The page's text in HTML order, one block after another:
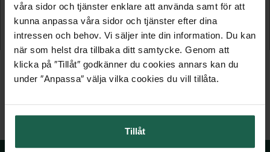
våra sidor och tjänster enklare att använda samt för att
kunna anpassa våra sidor och tjänster efter dina
intressen och behov. Vi säljer inte din information. Du kan
när som helst dra tillbaka ditt samtycke. Genom att
klicka på ″Tillåt″ godkänner du cookies annars kan du
under ″Anpassa″ välja vilka cookies du vill tillåta.
Tillåt
Wiksbo låg
2 995 kr
Wiksbo låg
4 395 kr